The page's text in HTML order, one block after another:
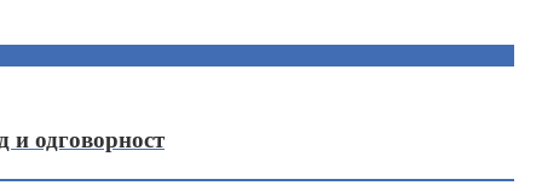
и одговорност